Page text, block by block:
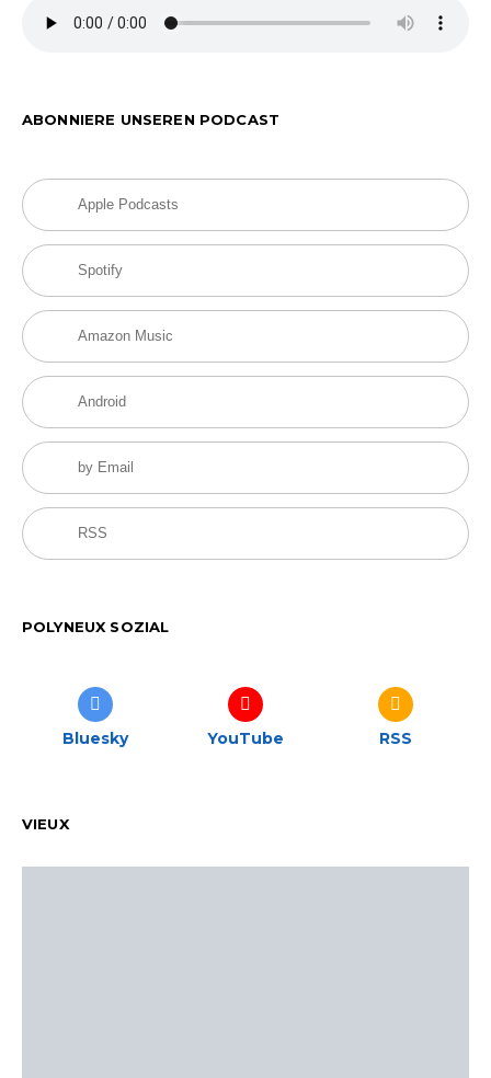
ABONNIERE UNSEREN PODCAST
Apple Podcasts
Spotify
Amazon Music
Android
by Email
RSS
POLYNEUX SOZIAL
Bluesky YouTube RSS
VIEUX